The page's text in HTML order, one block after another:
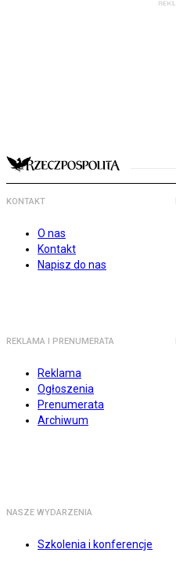
KONTAKT
O nas
Kontakt
Napisz do nas
REKLAMA I PRENUMERATA
Reklama
Ogłoszenia
Prenumerata
Archiwum
NASZE WYDARZENIA
Szkolenia i konferencje